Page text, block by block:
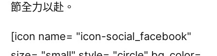
節全力以赴。
[icon name= "icon-social_facebook"